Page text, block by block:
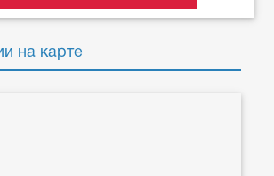
на карте